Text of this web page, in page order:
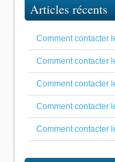
Articles récents
Comment contacter
Comment contacter
Comment contacter
Comment contacter
Comment contacter